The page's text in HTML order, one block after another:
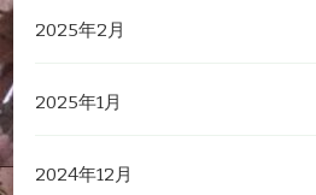
2025年2月
2025年1月
2024年12月